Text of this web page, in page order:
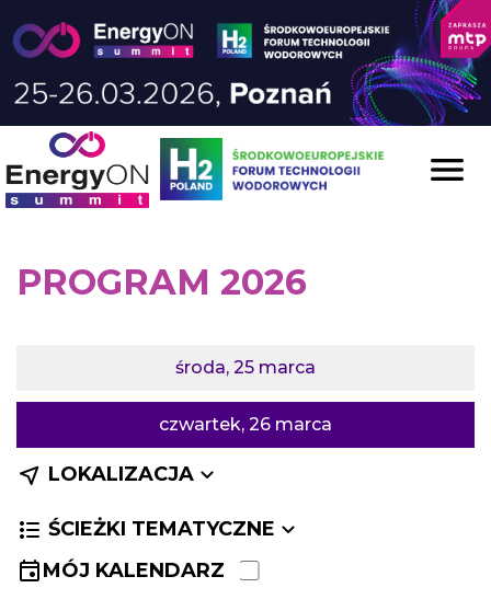

PROGRAM 2026
środa 25 marca
czwartek 26 marca
 LOKALIZACJA 
 ŚCIEŻKI TEMATYCZNE 
MÓJ KALENDARZ